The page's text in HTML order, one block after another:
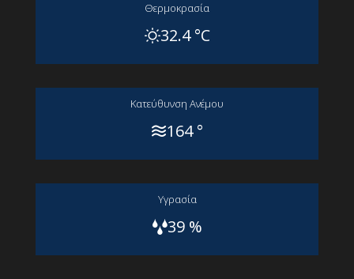
Θερμοκρασία
32.4 °C
Kατεύθυνση Aνέμου
164 °
Yγρασία
39 %